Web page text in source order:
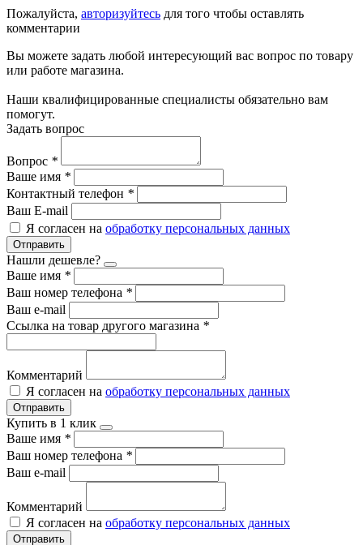
Пожалуйста, авторизуйтесь для того чтобы оставлять
комментарии
Вы можете задать любой интересующий вас вопрос по товару
или работе магазина.
Наши квалифицированные специалисты обязательно вам
помогут.
Задать вопрос
Вопрос *
Ваше имя *
Контактный телефон *
Ваш E-mail
Я согласен на обработку персональных данных
Отправить
Нашли дешевле?
Ваше имя *
Ваш номер телефона *
Ваш e-mail
Ссылка на товар другого магазина *
Комментарий
Я согласен на обработку персональных данных
Отправить
Купить в 1 клик
Ваше имя *
Ваш номер телефона *
Ваш e-mail
Комментарий
Я согласен на обработку персональных данных
Отправить